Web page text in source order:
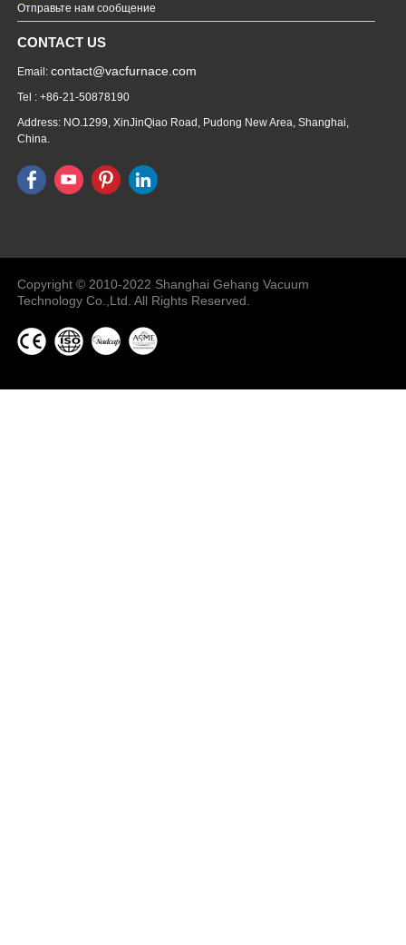
Отправьте нам сообщение
CONTACT US
Email:contact@vacfurnace.com
Tel : +86-21-50878190
Address: NO.1299, XinJinQiao Road, Pudong New Area, Shanghai,
China.
Machine
Copyright © 2010-2022 Shanghai Gehang Vacuum
Technology Co.,Ltd. All Rights Reserved.